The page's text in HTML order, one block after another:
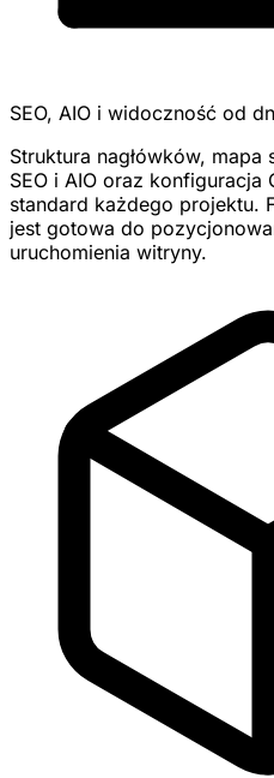
SEO, AIO i widoczność od
Struktura nagłówków,
SEO i AIO oraz konfiguracja
standard każdego projektu.
jest gotowa do
uruchomienia witryny.